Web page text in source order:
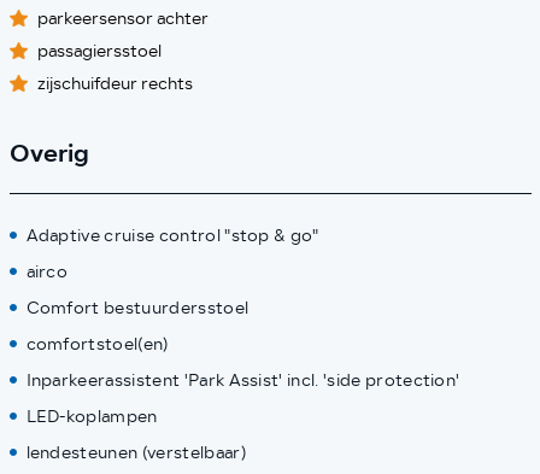
parkeersensor achter
passagiersstoel
zijschuifdeur rechts
Overig
Adaptive cruise control "stop & go"
airco
Comfort bestuurdersstoel
comfortstoel(en)
Inparkeerassistent 'Park Assist' incl. 'side protection'
LED-koplampen
lendesteunen (verstelbaar)